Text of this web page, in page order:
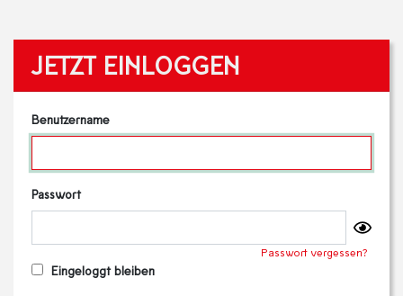
JETZT EINLOGGEN
Benutzername
Passwort
Passwort vergessen?
Eingeloggt bleiben